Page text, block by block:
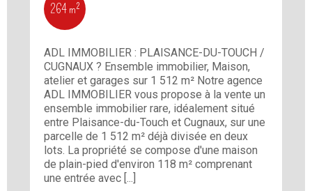
264 m²
ADL IMMOBILIER : PLAISANCE-DU-TOUCH /
CUGNAUX ? Ensemble immobilier, Maison,
atelier et garages sur 1 512 m² Notre agence
ADL IMMOBILIER vous propose à la vente un
ensemble immobilier rare, idéalement situé
entre Plaisance-du-Touch et Cugnaux, sur une
parcelle de 1 512 m² déjà divisée en deux
lots. La propriété se compose d'une maison
de plain-pied d'environ 118 m² comprenant
une entrée avec [...]